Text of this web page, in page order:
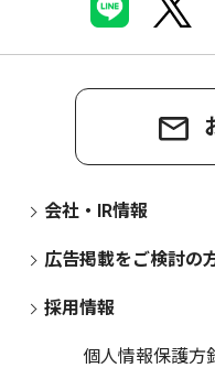
会社・IR情報
広告掲載をご検討の
採用情報
個人情報保護方